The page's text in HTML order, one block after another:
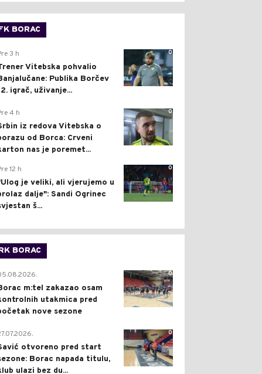
BORAC
0
3 h
Vitebska pohvalio
Publika Borčev
igrač, uživanje...
0
4 h
iz redova Vitebska o
od Borca: Crveni
nas je poremet...
0
12 h
je veliki, ali vjerujemo u
dalje": Sandi Ogrinec
š...
BORAC
0
m:tel zakazao osam
utakmica pred
nove sezone
0
otvoreno pred start
Borac napada titulu,
ulazi bez du...